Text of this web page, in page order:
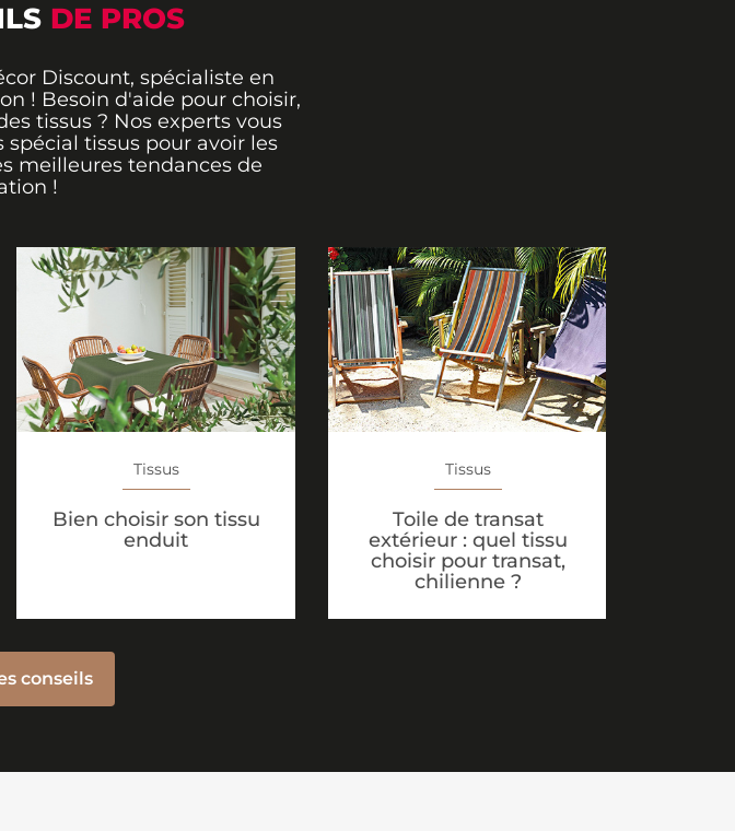
DE PROS
Discount, spécialiste en
! Besoin d'aide pour choisir,
tissus ? Nos experts vous
tissus pour avoir les
meilleures tendances de
!
Tissus
Bien choisir son tissu
enduit
Tissus
Toile de transat
extérieur : quel tissu
choisir pour transat,
chilienne ?
conseils